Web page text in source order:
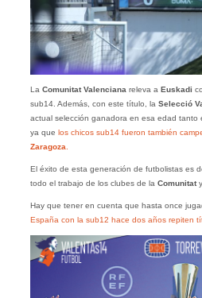
La Comunitat Valenciana releva a Euskadi
sub14. Además, con este título, la Selecció
actual selección ganadora en esa edad tanto
ya que los chicos sub14 fueron también
Zaragoza
El éxito de esta generación de futbolistas es
todo el trabajo de los clubes de la Comunitaty
Hay que tener en cuenta que hasta once
España con la sub12 hace dos años repiten